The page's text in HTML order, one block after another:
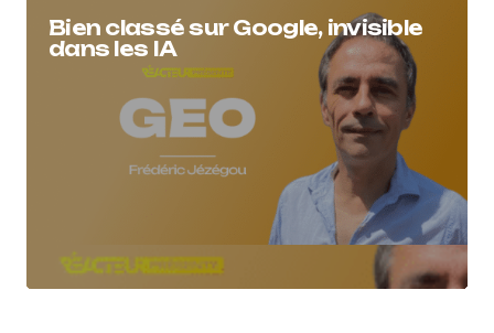
Bien classé sur Google, invisible
dans les IA